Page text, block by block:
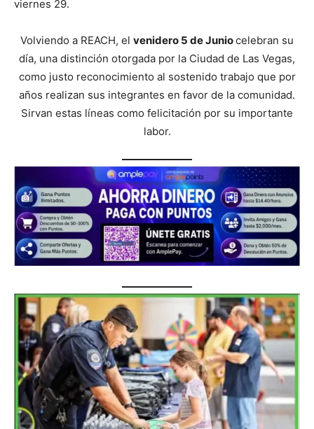
viernes 29.
Volviendo a REACH, el venidero 5 de Juniocelebran su
día, una distinción otorgada por la Ciudad de Las Vegas,
como justo reconocimiento al sostenido trabajo que por
años realizan sus integrantes en favor de la comunidad.
Sirvan estas líneas como felicitación por su importante
labor.